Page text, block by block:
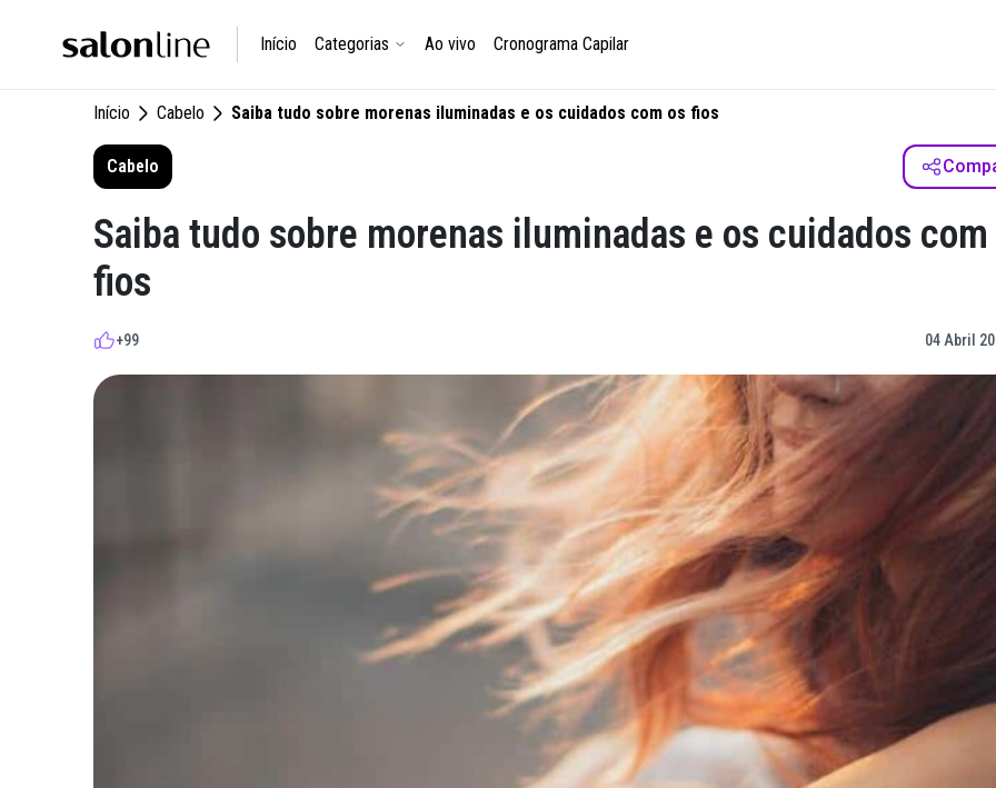
Início Categorias Ao vivo Cronograma Capilar
Início Cabelo Saiba tudo sobre morenas iluminadas e os cuidados com os fios
Cabelo
Saiba tudo sobre morenas iluminadas e os cuidados com
fios
+99 04 Abril